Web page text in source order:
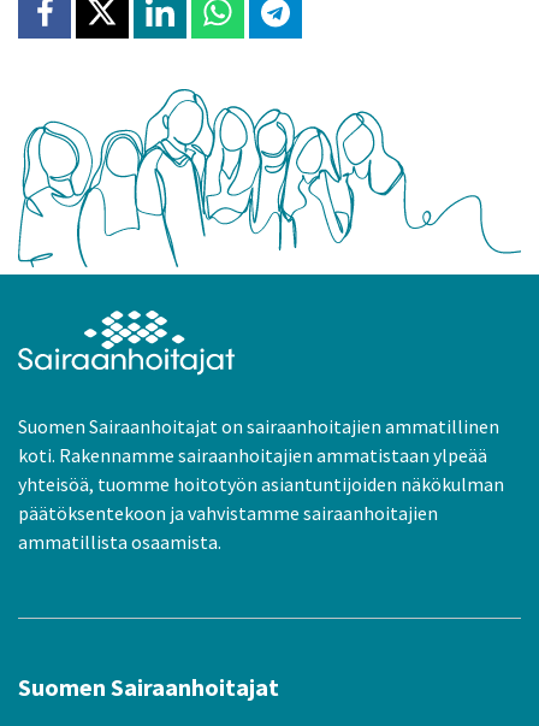
Jaa Facebookissa
Jaa X:ssäJaa Linkedinissä
Jaa Whatsappissa
Jaa Telegramissa
Suomen Sairaanhoitajat on sairaanhoitajien ammatillinen
koti. Rakennamme sairaanhoitajien ammatistaan ylpeää
yhteisöä, tuomme hoitotyön asiantuntijoiden näkökulman
päätöksentekoon ja vahvistamme sairaanhoitajien
ammatillista osaamista.
Suomen Sairaanhoitajat